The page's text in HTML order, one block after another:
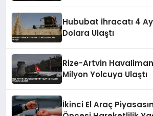
Hububat İhracatı 4
Dolara Ulaştı
Rize-Artvin
Milyon Yolcuya Ulaştı
İkinci El Araç